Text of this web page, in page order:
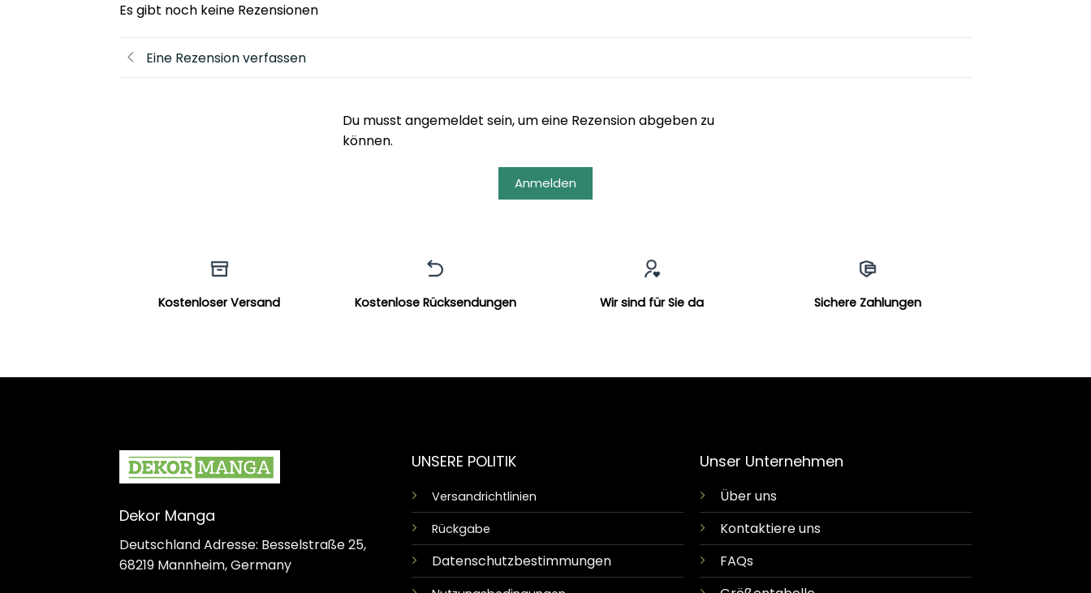
Es gibt noch keine Rezensionen
Eine Rezension verfassen
Du musst angemeldet sein, um eine Rezension abgeben zu
können.
Anmelden
Kostenloser Versand Kostenlose Rücksendungen Wir sind für Sie da Sichere Zahlungen
Dekor Manga
Deutschland Adresse: Besselstraße 25,
68219 Mannheim, Germany
UNSERE POLITIK
Versandrichtlinien
Rückgabe
Datenschutzbestimmungen
Unser Unternehmen
Über uns
Kontaktiere uns
FAQs